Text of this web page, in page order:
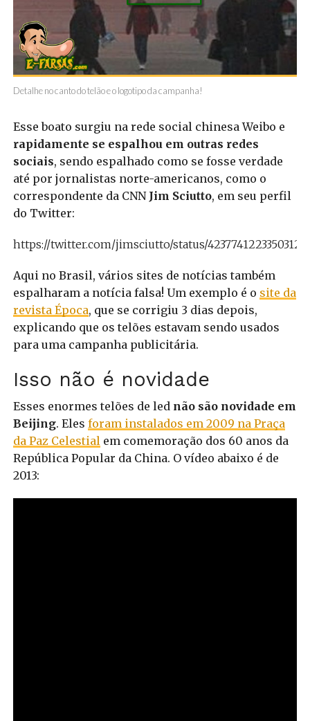
Detalhe no canto do telão e o logotipo da campanha!
Esse boato surgiu na rede social chinesa Weibo e
rapidamente se espalhou em outras redes
sociais, sendo espalhado como se fosse verdade
até por jornalistas norte-americanos, como o
correspondente da CNN Jim Sciutto, em seu perfil
do Twitter:
https://twitter.com/jimsciutto/status/
Aqui no Brasil, vários sites de notícias também
espalharam a notícia falsa! Um exemplo é o site da
revista Época, que se corrigiu 3 dias depois,
explicando que os telões estavam sendo usados
para uma campanha publicitária.
Isso não é novidade
Esses enormes telões de led não são novidade em
Beijing. Eles foram instalados em 2009 na Praça
da Paz Celestialem comemoração dos 60 anos da
República Popular da China. O vídeo abaixo é de
2013: